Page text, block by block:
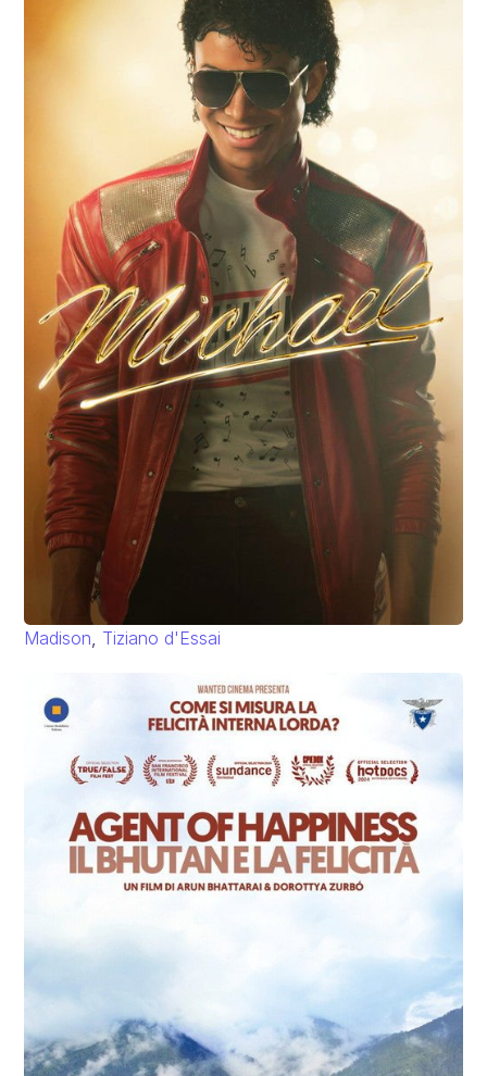
Madison, Tiziano d'Essai